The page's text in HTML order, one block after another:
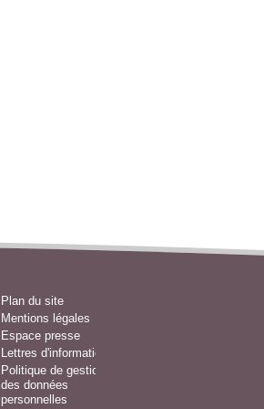
Plan du site
Mentions légales
Espace presse
Lettres d'information
Politique de gestion
des données
personnelles